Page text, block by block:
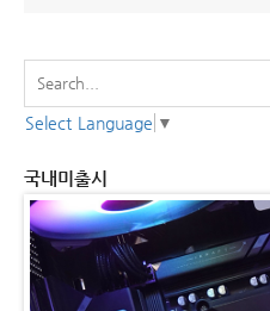
Select Language ▼
국내미출시